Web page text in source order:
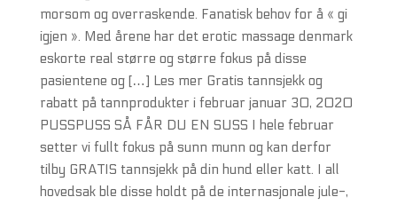
morsom og overraskende. Fanatisk behov for å « gi
igjen ». Med årene har det erotic massage denmark
eskorte real større og større fokus på disse
pasientene og […] Les mer Gratis tannsjekk og
rabatt på tannprodukter i februar januar 30, 2020
PUSSPUSS SÅ FÅR DU EN SUSS I hele februar
setter vi fullt fokus på sunn munn og kan derfor
tilby GRATIS tannsjekk på din hund eller katt. I all
hovedsak ble disse holdt på de internasjonale jule-,